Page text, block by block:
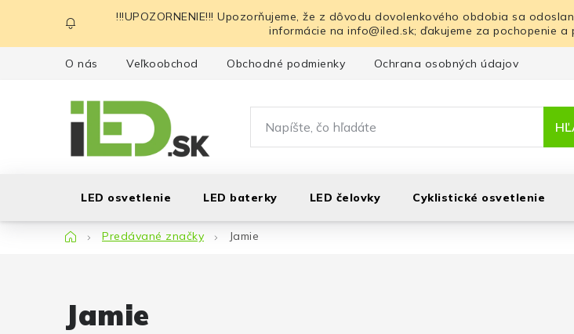
obsah
!!!UPOZORNENIE!!! Upozorňujeme, že z dôvodu dovolenkového obdobia sa
informácie na info@iled.sk; ďakujeme za pochopenie
O nás Veľkoobchod Obchodné podmienky Ochrana osobných údajov
LED osvetlenie LED baterky LED čelovky Cyklistické osvetlenie
DomovPredávané značky Jamie
Jamie